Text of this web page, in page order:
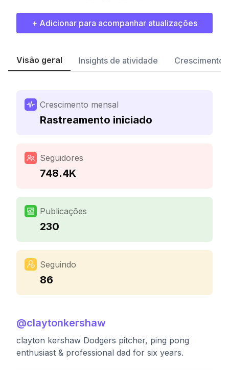
+ Adicionar para acompanhar atualizações
Visão geral Insights de atividade Crescimento
Crescimento mensal
Rastreamento iniciado
Seguidores
748.4K
Publicações
230
Seguindo
86
@claytonkershaw
clayton kershaw Dodgers pitcher, ping pong
enthusiast & professional dad for six years.